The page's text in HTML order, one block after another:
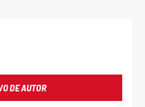
DE AUTOR